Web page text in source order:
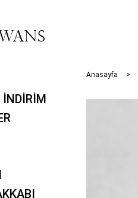
İNDİRİM
Anasayfa